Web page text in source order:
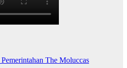
The Moluccas